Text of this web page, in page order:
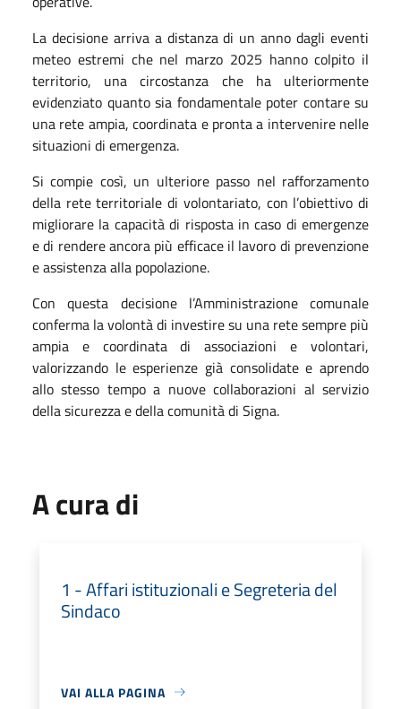
La decisione arriva a distanza di un anno dagli eventi
meteo estremi che nel marzo 2025 hanno colpito il
territorio, una circostanza che ha ulteriormente
evidenziato quanto sia fondamentale poter contare su
una rete ampia, coordinata e pronta a intervenire nelle
situazioni di emergenza.
Si compie così, un ulteriore passo nel rafforzamento
della rete territoriale di volontariato, con l’obiettivo di
migliorare la capacità di risposta in caso di emergenze
e di rendere ancora più efficace il lavoro di prevenzione
e assistenza alla popolazione.
Con questa decisione l’Amministrazione comunale
conferma la volontà di investire su una rete sempre più
ampia e coordinata di associazioni e volontari,
valorizzando le esperienze già consolidate e aprendo
allo stesso tempo a nuove collaborazioni al servizio
della sicurezza e della comunità di Signa.
A cura di
1 - Affari istituzionali e Segreteria del
Sindaco
VAI ALLA PAGINA